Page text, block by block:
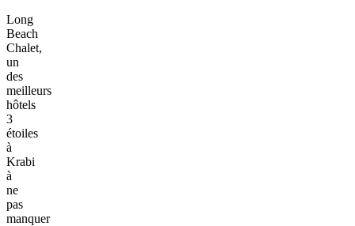
Long
Beach
Chalet,
un
des
meilleurs
hôtels
3
étoiles
à
Krabi
à
ne
pas
manquer